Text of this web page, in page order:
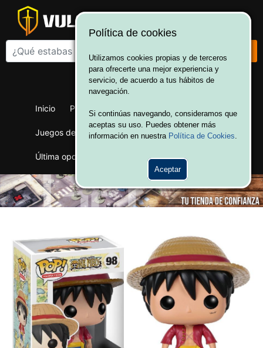
¡Bienvenido a Vulcania!
Inicio Productos Juegos de mesa
Juegos de cartas Merchandising Ofertas
Última oportunidad Wargames
Política de cookies
Utilizamos cookies propias y de terceros
para ofrecerte una mejor experiencia y
servicio, de acuerdo a tus hábitos de
navegación.
Si continúas navegando, consideramos que
aceptas su uso. Puedes obtener más
información en nuestra Política de Cookies.
Aceptar